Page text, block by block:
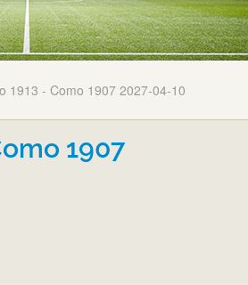
1913 - Como 1907 2027-04-10
1907